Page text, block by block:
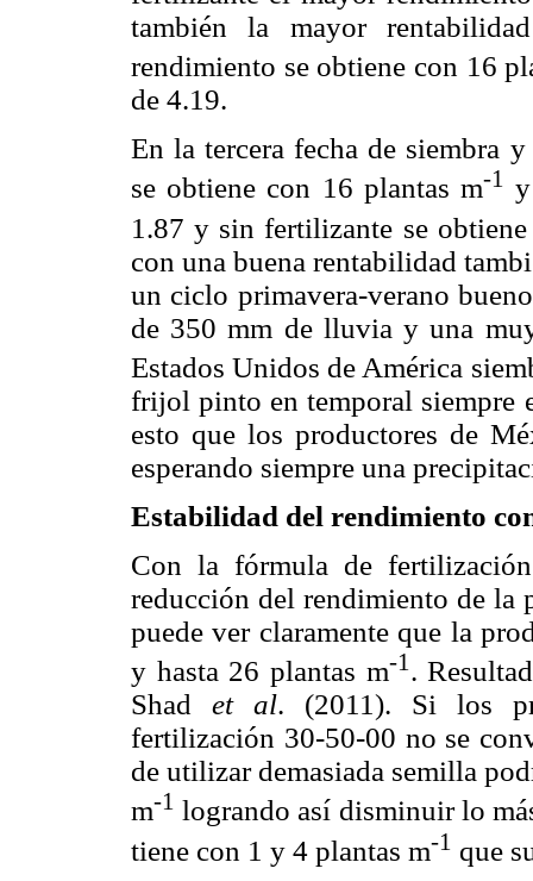
también la mayor
rendimiento se obtiene con 16
de 4.19.
En la tercera fecha de siembra
se obtiene con 16 plantas m-1
1.87 y sin fertilizante se
con una buena rentabilidad
un ciclo primavera-verano
de 350 mm de lluvia y una
Estados Unidos de América
frijol pinto en temporal siempre
esto que los productores de
esperando siempre una
Estabilidad del rendimiento
Con la fórmula de
reducción del rendimiento de la
puede ver claramente que la
y hasta 26 plantas m-1 .
Shad et al. (2011). Si los
fertilización 30-50-00 no se
de utilizar demasiada semilla
m-1 logrando así disminuir lo
tiene con 1 y 4 plantas m-1 que